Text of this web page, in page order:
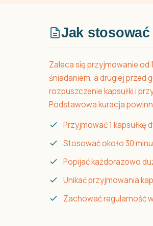
Jak
Zaleca się przyjmowanie od
śniadaniem, a drugiej przed
rozpuszczenie kapsułki i
Podstawowa kuracja
Przyjmować 1 kapsułkę
Stosować około 30
Popijać każdorazowo
Unikać przyjmowania
Zachować regularność